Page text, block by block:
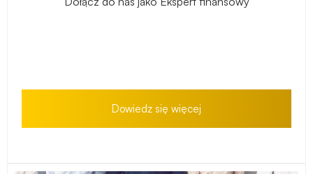
Dowiedz się więcej